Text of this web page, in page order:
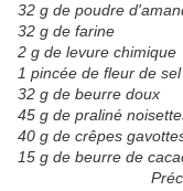
32 g de poudre
32 g de farine
2 g de levure chimique
1 pincée de fleur de sel
32 g de beurre doux
45 g de praliné
40 g de crêpes
15 g de beurre de